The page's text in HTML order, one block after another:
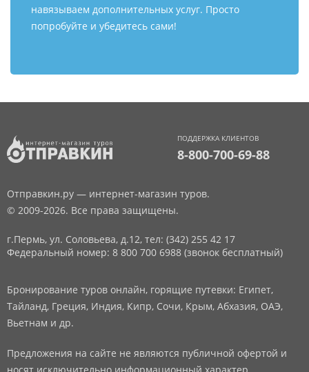
навязываем дополнительных услуг. Просто
попробуйте и убедитесь сами!
ПОДДЕРЖКА КЛИЕНТОВ
8-800-700-69-88
Отправкин.ру — интернет-магазин туров.
© 2009-2026. Все права защищены.
г.Пермь, ул. Соловьева, д.12, тел: (342) 255 42 17
Федеральный номер: 8 800 700 6988 (звонок бесплатный)
Бронирование туров онлайн, горящие путевки: Египет,
Тайланд, Греция, Индия, Кипр, Сочи, Крым, Абхазия, ОАЭ,
Вьетнам и др.
Предложения на сайте не являются публичной офертой и